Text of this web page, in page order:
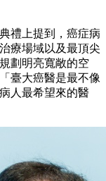
禮上提到，癌症病
療場域以及最頂尖
劃明亮寬敞的空
臺大癌醫是最不像
人最希望來的醫